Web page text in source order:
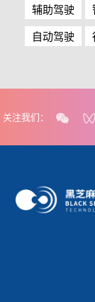
辅助驾驶
自动驾驶
关注我们：